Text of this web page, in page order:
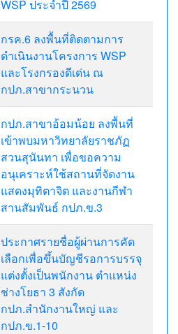
WSP ประจำปี 2569
กรค.6 ลงพื้นที่ติดตามการ
ดำเนินงานโครงการ WSP
และโรงกรองดีเด่น ณ
กปภ.สาขากระนวน
กปภ.สาขาอ้อมน้อย ลงพื้นที่
เข้าพบมหาวิทยาลัยราชภัฏ
สวนสุนันทา เพื่อขอความ
อนุเคราะห์ใช้สถานที่จัดงาน
แสดงมุทิตาจิต และงานกีฬา
สานสัมพันธ์ กปภ.ข.3
ประกาศรายชื่อผู้ผ่านการคัด
เลือกเพื่อขึ้นบัญชีรอการบรรจุ
แต่งตั้งเป็นพนักงาน ตำแหน่ง
ช่างโยธา 3 สังกัด
กปภ.สำนักงานใหญ่ และ
กปภ.ข.1-10